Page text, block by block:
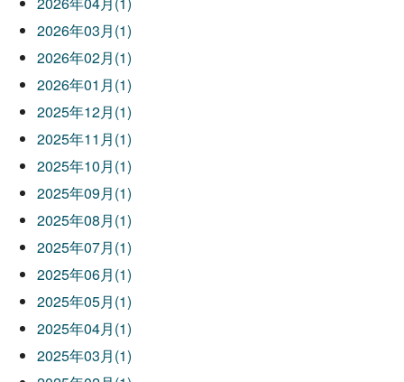
2026年03月(1)
2026年02月(1)
2026年01月(1)
2025年12月(1)
2025年11月(1)
2025年10月(1)
2025年09月(1)
2025年08月(1)
2025年07月(1)
2025年06月(1)
2025年05月(1)
2025年04月(1)
2025年03月(1)